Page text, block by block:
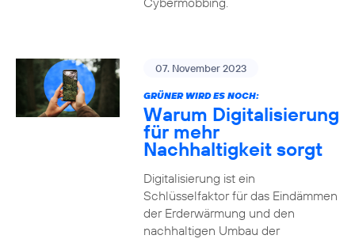
07. November 2023
GRÜNER WIRD ES NOCH:
Warum Digitalisierung
für mehr
Nachhaltigkeit sorgt
Digitalisierung ist ein
Schlüsselfaktor für das Eindämmen
der Erderwärmung und den
nachhaltigen Umbau der